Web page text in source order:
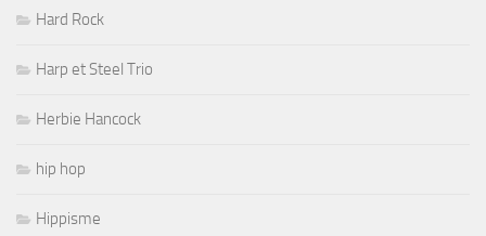
Hard Rock
Harp et Steel Trio
Herbie Hancock
hip hop
Hippisme